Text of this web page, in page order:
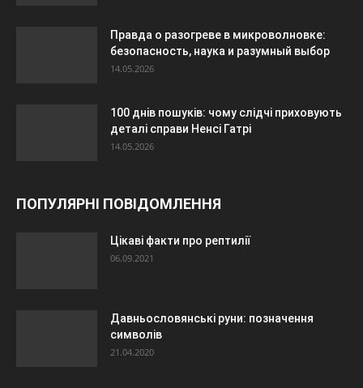
Правда о разогреве в микроволновке:
безопасность, наука и разумный выбор
14.05.2026
100 днів пошуків: чому слідчі приховують
деталі справи Ненсі Гатрі
14.05.2026
ПОПУЛЯРНІ ПОВІДОМЛЕННЯ
Цікаві факти про рептилії
06.09.2021
Давньословянські руни: позначення
символів
21.04.2020